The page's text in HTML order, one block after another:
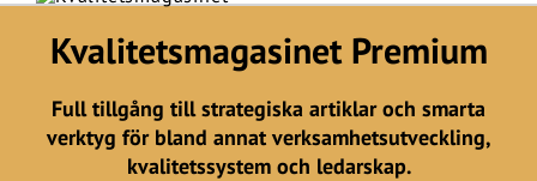
Kvalitetsmagasinet Premium
Full tillgång till strategiska artiklar och smarta
verktyg för bland annat verksamhetsutveckling,
kvalitetssystem och ledarskap.